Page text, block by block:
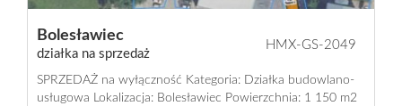
Homemax
Bolesławiec
działka na sprzedaż
HMX-GS-2049
SPRZEDAŻ na wyłączność Kategoria: Działka budowlano-
usługowa Lokalizacja: Bolesławiec Powierzchnia: 1 150 m2